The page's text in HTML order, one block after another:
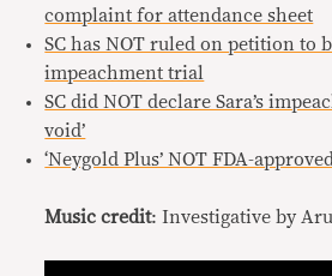
complaint for attendance sheet
SC has NOT ruled on petition to
impeachment trial
SC did NOT declare Sara’s
void’
‘Neygold Plus’ NOT FDA-
Music credit: Investigative by